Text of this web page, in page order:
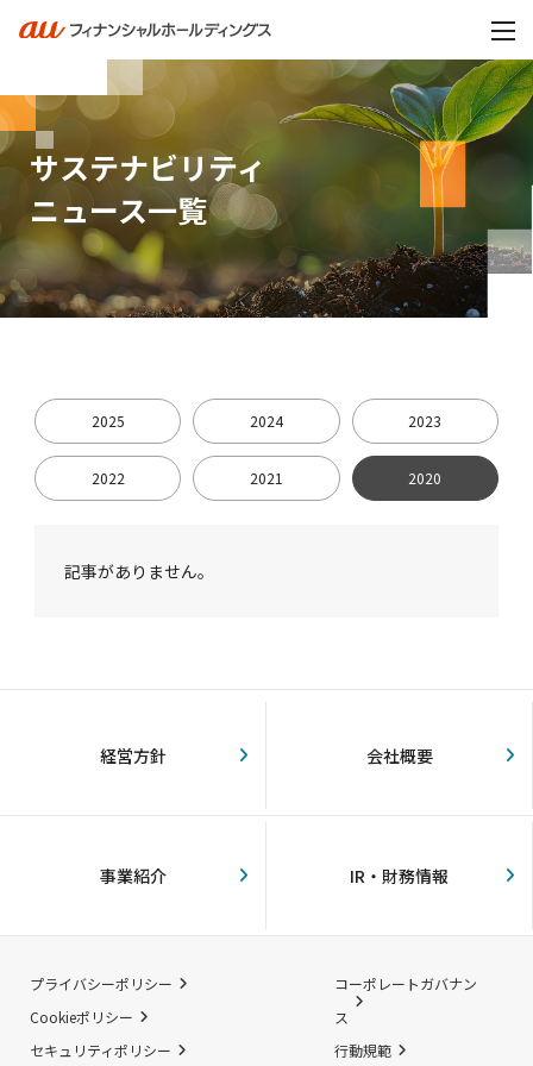
サステナビリティ
ニュース一覧
2025 2024 2023
2022 2021 2020
記事がありません。
経営方針 会社概要
事業紹介 IR・財務情報
プライバシーポリシー
Cookieポリシー
セキュリティポリシー
コーポレートガバナン
ス
行動規範